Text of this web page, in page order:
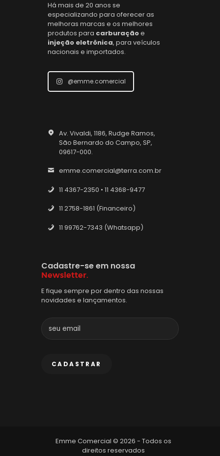
Há mais de 20 anos se
especializando para oferecer as
melhoras marcas e os melhores
produtos para carburaçãoe
injeção eletrônica, para veículos
nacionais e importados.
@emme.comercial
Av. Vivaldi, 1186, Rudge Ramos,
São Bernardo do Campo, SP,
09617-000.
emme.comercial@terra.com.br
11 4367-2350 • 11 4368-9477
11 2758-1861 (Financeiro)
11 99762-7343 (Whatsapp)
Cadastre-se em nossa
Newsletter.
E fique sempre por dentro das nossas
novidades e lançamentos.
Emme Comercial © 2026 - Todos os
direitos reservados